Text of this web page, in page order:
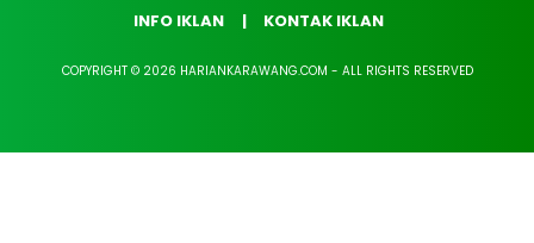
INFO IKLAN
KONTAK IKLAN
COPYRIGHT © 2026 HARIANKARAWANG.COM - ALL RIGHTS RESERVED